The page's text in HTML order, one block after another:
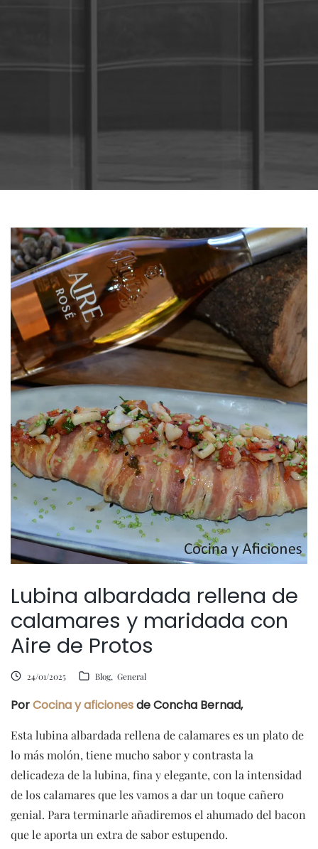
Lubina albardada rellena de
calamares y maridada con
Aire de Protos
24/01/2025 Blog General
PorCocina y aficionesde Concha Bernad,
Esta lubina albardada rellena de calamares es un plato de
lo más molón, tiene mucho sabor y contrasta la
delicadeza de la lubina, fina y elegante, con la intensidad
de los calamares que les vamos a dar un toque cañero
genial. Para terminarle añadiremos el ahumado del bacon
que le aporta un extra de sabor estupendo.